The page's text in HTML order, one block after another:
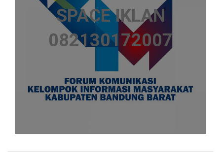
SPACE IKLAN
082130172007